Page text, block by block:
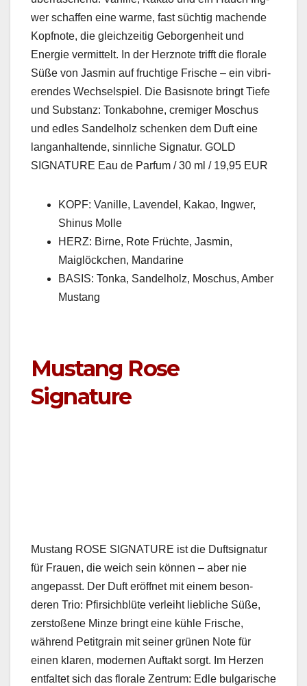
w­er schaf­fen eine warme, fast süchtig machende
Kopfnote, die gle­ichzeit­ig Gebor­gen­heit und
Energie ver­mit­telt. In der Herznote trifft die flo­rale
Süße von Jas­min auf fruchtige Frische – ein vib­ri­
eren­des Wech­sel­spiel. Die Basis­note bringt Tiefe
und Sub­stanz: Tonk­abohne, cremiger Moschus
und edles Sandel­holz schenken dem Duft eine
lan­gan­hal­tende, sinnliche Sig­natur. GOLD
SIGNATURE Eau de Par­fum / 30 ml / 19,95 EUR
KOPF: Vanille, Laven­del, Kakao, Ing­w­er,
Shi­nus Molle
HERZ: Birne, Rote Früchte, Jas­min,
Maiglöckchen, Man­darine
BASIS: Ton­ka, Sandel­holz, Moschus, Amber
Mus­tang
Mustang Rose
Signature
Mus­tang ROSE SIGNATURE ist die Duftsig­natur
für Frauen, die weich sein kön­nen – aber nie
angepasst. Der Duft eröffnet mit einem beson­
deren Trio: Pfir­sich­blüte ver­lei­ht liebliche Süße,
zer­stoßene Minze bringt eine küh­le Frische,
während Petit­grain mit sein­er grü­nen Note für
einen klaren, mod­er­nen Auf­takt sorgt. Im Herzen
ent­fal­tet sich das flo­rale Zen­trum: Edle bul­gar­ische